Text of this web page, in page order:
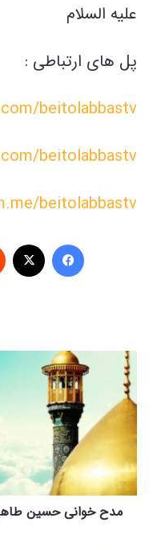
علیه السلام
پل های ارتباطی :
beitolabbastv
beitolabbastv
beitolabbastv
فیس بوک
مدح
خوانی
حسین
طاهری
-
میلاد
کریمه
اهل
البیت
حضرت
معصومه
مدح خوانی حسین